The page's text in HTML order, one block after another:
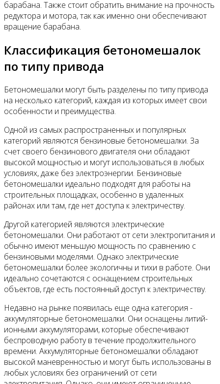
барабана. Также стоит обратить внимание на прочность
редуктора и мотора, так как именно они обеспечивают
вращение барабана.
Классификация бетономешалок
по типу привода
Бетономешалки могут быть разделены по типу привода
на несколько категорий, каждая из которых имеет свои
особенности и преимущества.
Одной из самых распространенных и популярных
категорий являются бензиновые бетономешалки. За
счет своего бензинового двигателя они обладают
высокой мощностью и могут использоваться в любых
условиях, даже без электроэнергии. Бензиновые
бетономешалки идеально подходят для работы на
строительных площадках, особенно в удаленных
районах или там, где нет доступа к электричеству.
Другой категорией являются электрические
бетономешалки. Они работают от сети электропитания и
обычно имеют меньшую мощность по сравнению с
бензиновыми моделями. Однако электрические
бетономешалки более экологичны и тихи в работе. Они
идеально сочетаются с оснащением строительных
объектов, где есть постоянный доступ к электричеству.
Недавно на рынке появилась еще одна категория -
аккумуляторные бетономешалки. Они оснащены литий-
ионными аккумуляторами, которые обеспечивают
беспроводную работу в течение продолжительного
времени. Аккумуляторные бетономешалки обладают
высокой маневренностью и могут быть использованы в
любых условиях без ограничений от сети